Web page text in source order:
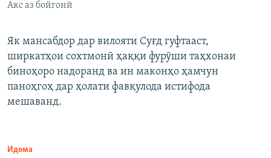
Акс аз бойгонӣ
Як мансабдор дар вилояти Суғд гуфтааст,
ширкатҳои сохтмонӣ ҳаққи фурӯши таҳхонаи
биноҳоро надоранд ва ин маконҳо ҳамчун
паноҳгоҳ дар ҳолати фавқулода истифода
мешаванд.
Идома